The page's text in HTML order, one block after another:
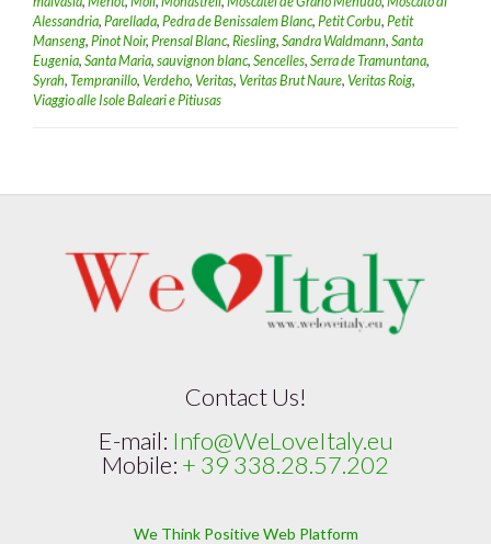
Alessandria, Parellada, Pedra de Benissalem Blanc, Petit Corbu, Petit
Manseng, Pinot Noir, Prensal Blanc, Riesling, Sandra Waldmann, Santa
Eugenia, Santa Maria, sauvignon blanc, Sencelles, Serra de Tramuntana,
Syrah, Tempranillo, Verdeho, Veritas, Veritas Brut Naure, Veritas Roig,
Viaggio alle Isole Baleari e Pitiusas
Contact Us!
E-mail: Info@WeLoveItaly.eu
Mobile: + 39 338.28.57.202
We Think Positive Web Platform